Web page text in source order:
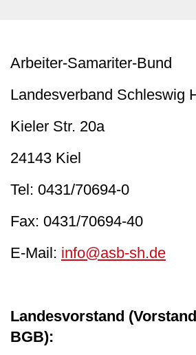
Arbeiter-Samariter-Bund
Landesverband Schleswig
Kieler Str. 20a
24143 Kiel
Tel: 0431/70694-0
Fax: 0431/70694-40
E-Mail: info@asb-sh.de
Landesvorstand
BGB):